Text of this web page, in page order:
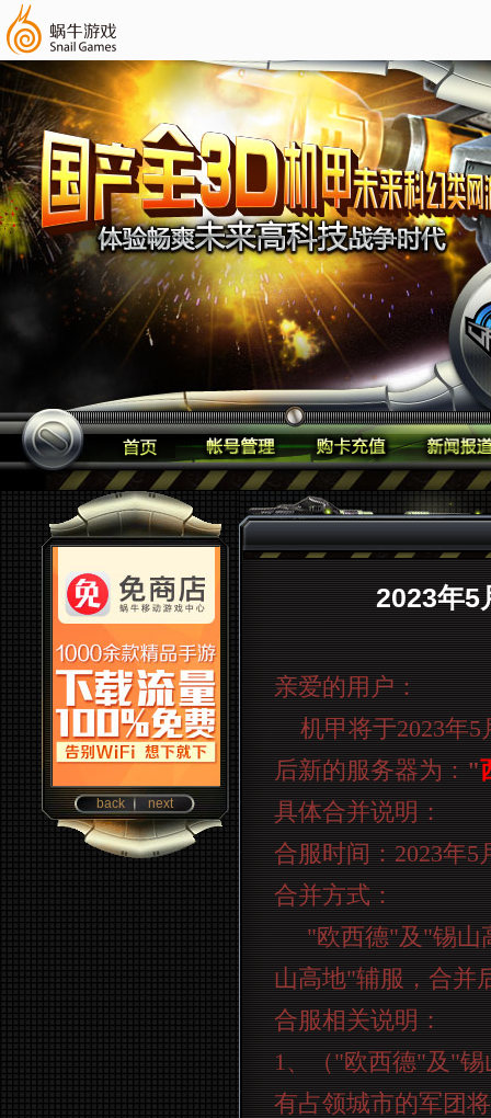
back next
2023年5
亲爱的用户：
机甲将于2023年5
后新的服务器为："
具体合并说明：
合服时间：2023年5
合并方式：
"欧西德"及"锡山
山高地"辅服，合并
合服相关说明：
1、（"欧西德"及"锡
有占领城市的军团